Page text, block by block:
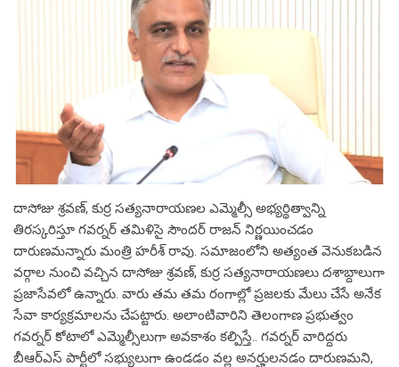
దాసోజు శ్రవణ్‌, కుర్ర సత్యనారాయణల ఎమ్మెల్సీ అభ్యర్థిత్వాన్ని
తిరస్కరిస్తూ గవర్నర్‌ తమిళిసై సౌందర్‌ రాజన్‌ నిర్ణయించడం
దారుణమన్నారు మంత్రి హరీశ్ రావు. సమాజంలోని అత్యంత వెనుకబడిన
వర్గాల నుంచి వచ్చిన దాసోజు శ్రవణ్‌, కుర్ర సత్యనారాయణలు దశాబ్దాలుగా
ప్రజాసేవలో ఉన్నారు. వారు తమ తమ రంగాల్లో ప్రజలకు మేలు చేసే అనేక
సేవా కార్యక్రమాలను చేపట్టారు. అలాంటివారిని తెలంగాణ ప్రభుత్వం
గవర్నర్‌ కోటాలో ఎమ్మెల్సీలుగా అవకాశం కల్పిస్తే.. గవర్నర్‌ వారిద్దరు
బీఆర్‌ఎస్‌ పార్టీలో సభ్యులుగా ఉండడం వల్ల అనర్హులనడం దారుణమని,